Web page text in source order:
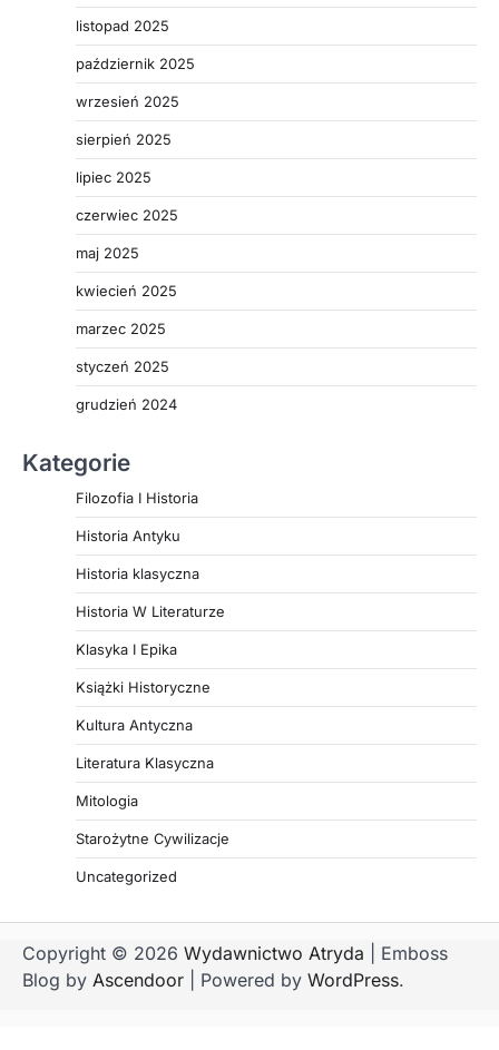
listopad 2025
październik 2025
wrzesień 2025
sierpień 2025
lipiec 2025
czerwiec 2025
maj 2025
kwiecień 2025
marzec 2025
styczeń 2025
grudzień 2024
Kategorie
Filozofia I Historia
Historia Antyku
Historia klasyczna
Historia W Literaturze
Klasyka I Epika
Książki Historyczne
Kultura Antyczna
Literatura Klasyczna
Mitologia
Starożytne Cywilizacje
Uncategorized
Copyright © 2026 Wydawnictwo Atryda | Emboss
Blog by Ascendoor | Powered by WordPress.